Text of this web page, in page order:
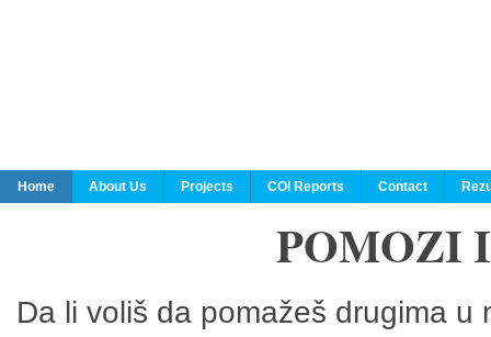
Home About Us Projects COI Reports Contact
POMOZI
Da li voliš da pomažeš drugima